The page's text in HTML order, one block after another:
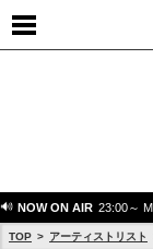
NOW ON AIR 23:00～
TOP アーティストリスト